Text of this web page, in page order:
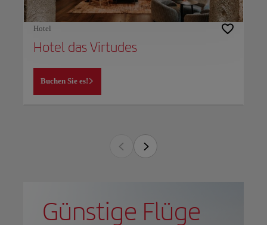
Hotel
Hotel das Virtudes
Buchen Sie es!
Günstige Flüge